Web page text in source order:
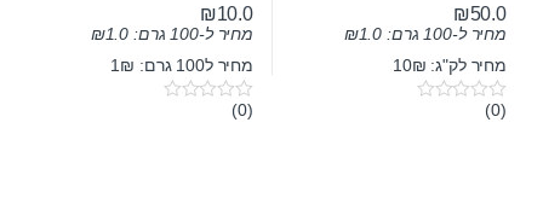
₪50.0
מחיר ל-100 גרם: ₪1.0
מחיר לק"ג: 10₪
0(0)
₪10.0
מחיר ל-100 גרם: ₪1.0
מחיר ל100 גרם: 1₪
0(0)